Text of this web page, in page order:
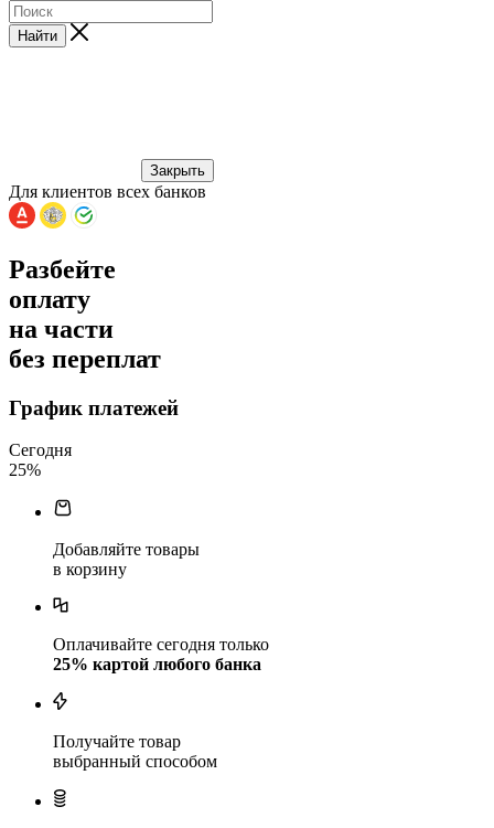
Найти
Закрыть
Для клиентов всех банков
Разбейте
оплату
на части
без переплат
График платежей
Сегодня
25%
Добавляйте товары
в корзину
Оплачивайте сегодня только
25% картой любого банка
Получайте товар
выбранный способом